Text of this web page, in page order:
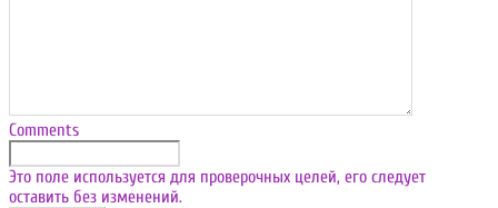
Comments
Это поле используется для проверочных целей, его следует
оставить без изменений.